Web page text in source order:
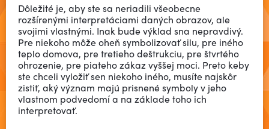
Dôležité je, aby ste sa neriadili všeobecne
rozšírenými interpretáciami daných obrazov, ale
svojimi vlastnými. Inak bude výklad sna nepravdivý.
Pre niekoho môže oheň symbolizovať silu, pre iného
teplo domova, pre tretieho deštrukciu, pre štvrtého
ohrozenie, pre piateho zákaz vyššej moci. Preto keby
ste chceli vyložiť sen niekoho iného, musíte najskôr
zistiť, aký význam majú prisnené symboly v jeho
vlastnom podvedomí a na základe toho ich
interpretovať.